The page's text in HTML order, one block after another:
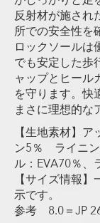
反射材が施され
所での安全性を
ロックソールは
でも安定した歩
ャップとヒール
を守ります。快
まさに理想的な
【生地素材】
ン5％ ライニ
ル：EVA70％、
【サイズ情報
示です。
参考 8.0＝JP